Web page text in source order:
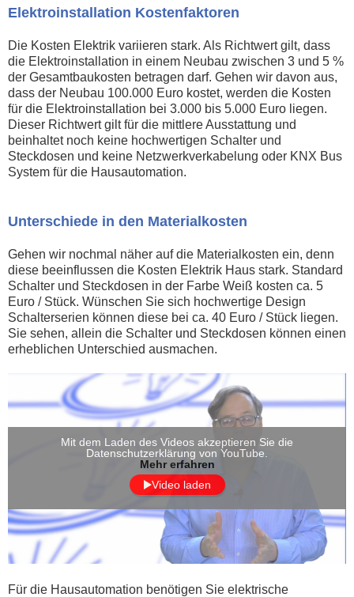
Elektroinstallation Kostenfaktoren
Die Kosten Elektrik variieren stark. Als Richtwert gilt, dass
die Elektroinstallation in einem Neubau zwischen 3 und 5 %
der Gesamtbaukosten betragen darf. Gehen wir davon aus,
dass der Neubau 100.000 Euro kostet, werden die Kosten
für die Elektroinstallation bei 3.000 bis 5.000 Euro liegen.
Dieser Richtwert gilt für die mittlere Ausstattung und
beinhaltet noch keine hochwertigen Schalter und
Steckdosen und keine Netzwerkverkabelung oder KNX Bus
System für die Hausautomation.
Unterschiede in den Materialkosten
Gehen wir nochmal näher auf die Materialkosten ein, denn
diese beeinflussen die Kosten Elektrik Haus stark. Standard
Schalter und Steckdosen in der Farbe Weiß kosten ca. 5
Euro / Stück. Wünschen Sie sich hochwertige Design
Schalterserien können diese bei ca. 40 Euro / Stück liegen.
Sie sehen, allein die Schalter und Steckdosen können einen
erheblichen Unterschied ausmachen.
Mit dem Laden des Videos akzeptieren Sie die
Datenschutzerklärung von YouTube.
Mehr erfahren
Video laden
Für die Hausautomation benötigen Sie elektrische